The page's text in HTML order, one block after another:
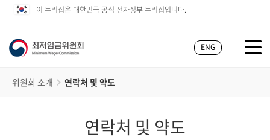
이 누리집은 대한민국 공식 전자정부 누리집입니다.
ENG
위원회 소개 연락처 및 약도
연락처 및 약도